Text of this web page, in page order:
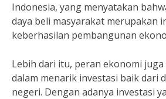
Indonesia, yang menyatakan
daya beli masyarakat merupakan
keberhasilan pembangunan
Lebih dari itu, peran ekonomi
dalam menarik investasi baik dari
negeri. Dengan adanya investasi